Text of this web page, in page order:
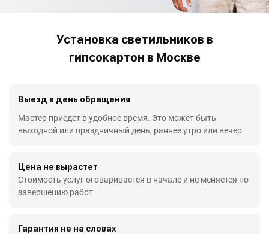
Установка светильников в
гипсокартон в Москве
Выезд в день обращения
Мастер приедет в удобное время. Это может быть
выходной или праздничный день, раннее утро или вечер
Цена не вырастет
Стоимость услуг оговаривается в начале и не меняется по
завершению работ
Гарантия не на словах